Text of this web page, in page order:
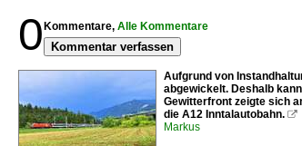
0 Kommentare, Alle Kommentare
Kommentar verfassen
Aufgrund von
abgewickelt. Deshalb
Gewitterfront zeigte sich
die A12 Inntalautobahn. 
Markus